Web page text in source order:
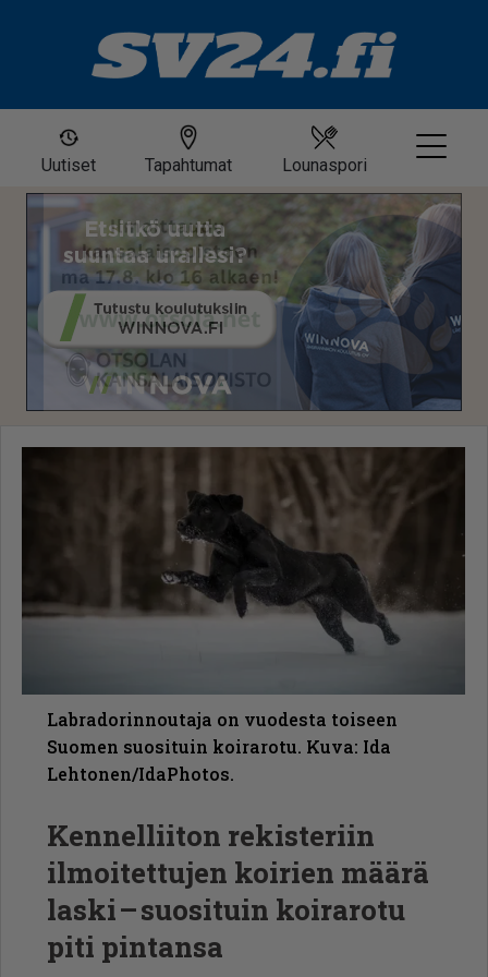
Uutiset Tapahtumat Lounaspori
Labradorinnoutaja on vuodesta toiseen
Suomen suosituin koirarotu. Kuva: Ida
Lehtonen/IdaPhotos.
Kennelliiton rekisteriin
ilmoitettujen koirien määrä
laski – suosituin koirarotu
piti pintansa